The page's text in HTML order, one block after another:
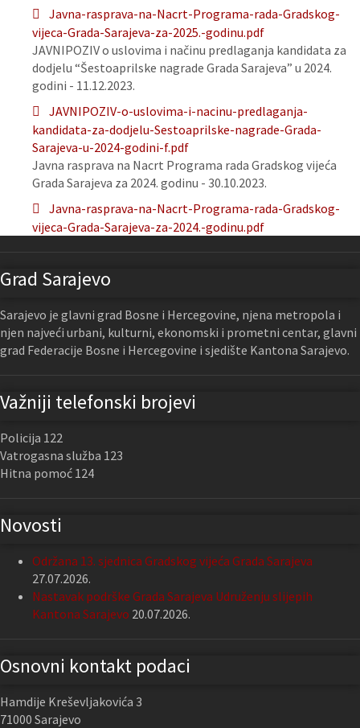
Javna-rasprava-na-Nacrt-Programa-rada-Gradskog-
vijeca-Grada-Sarajeva-za-2025.-godinu.pdf
JAVNIPOZIV o uslovima i načinu predlaganja kandidata za
dodjelu “Šestoaprilske nagrade Grada Sarajeva” u 2024.
godini - 11.12.2023.
JAVNIPOZIV-o-uslovima-i-nacinu-predlaganja-
kandidata-za-dodjelu-Sestoaprilske-nagrade-Grada-
Sarajeva-u-2024-godini-f.pdf
Javna rasprava na Nacrt Programa rada Gradskog vijeća
Grada Sarajeva za 2024. godinu - 30.10.2023.
Javna-rasprava-na-Nacrt-Programa-rada-Gradskog-
vijeca-Grada-Sarajeva-za-2024.-godinu.pdf
Grad Sarajevo
Sarajevo je glavni grad Bosne i Hercegovine, njena metropola i
njen najveći urbani, kulturni, ekonomski i prometni centar, glavni
grad Federacije Bosne i Hercegovine i sjedište Kantona Sarajevo.
Važniji telefonski brojevi
Policija 122
Vatrogasna služba 123
Hitna pomoć 124
Novosti
Održana 13. sjednica Gradskog vijeća Grada Sarajeva
27.07.2026.
Nastavak podrške Grada Sarajeva Udruženju slijepih
Kantona Sarajevo 20.07.2026.
Osnovni kontakt podaci
Hamdije Kreševljakovića 3
71000 Sarajevo